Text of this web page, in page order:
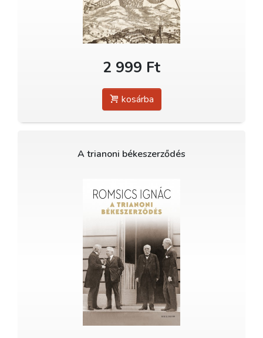
2 999 Ft
kosárba
A trianoni békeszerződés